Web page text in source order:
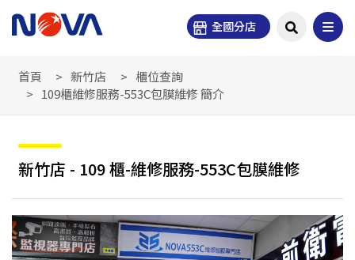
全國分店
首頁 新竹店
櫃位查詢
109櫃維修服務-553C包膜維修 簡介
新竹店 - 109 櫃-維修服務-553C包膜維修